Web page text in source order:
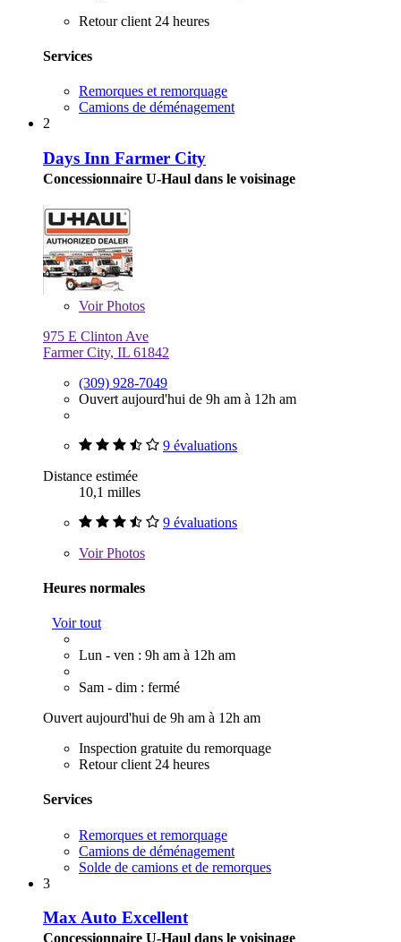
Retour client 24 heures
Services
Remorques et remorquage
Camions de déménagement
2
Days Inn Farmer City
Concessionnaire U-Haul dans le voisinage
VoirPhotos
975 E Clinton Ave
Farmer City, IL 61842
(309) 928-7049
Ouvert aujourd'hui de 9h am à 12h am
9 évaluations
Distance estimée
10,1 milles
9 évaluations
VoirPhotos
Heures normales
Voir tout
Lun - ven : 9h am à 12h am
Sam - dim : fermé
Ouvert aujourd'hui de 9h am à 12h am
Inspection gratuite du remorquage
Retour client 24 heures
Services
Remorques et remorquage
Camions de déménagement
Solde de camions et de remorques
3
Max Auto Excellent
Concessionnaire U-Haul dans le voisinage